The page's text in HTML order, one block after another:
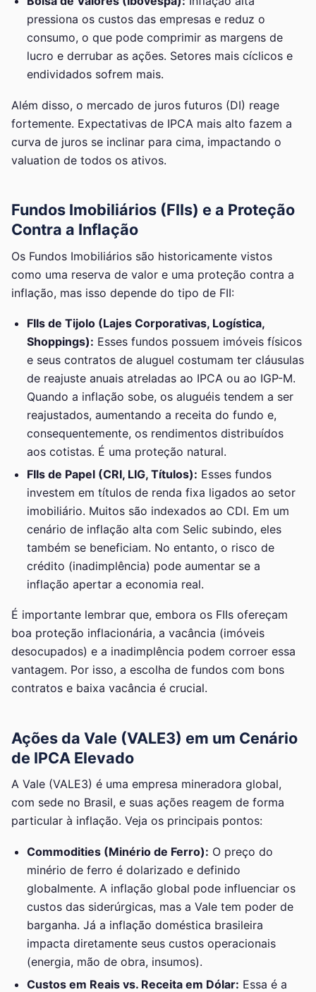
pressiona os custos das empresas e reduz o
consumo, o que pode comprimir as margens de
lucro e derrubar as ações. Setores mais cíclicos e
endividados sofrem mais.
Além disso, o mercado de juros futuros (DI) reage
fortemente. Expectativas de IPCA mais alto fazem a
curva de juros se inclinar para cima, impactando o
valuation de todos os ativos.
Fundos Imobiliários (FIIs) e a Proteção
Contra a Inflação
Os Fundos Imobiliários são historicamente vistos
como uma reserva de valor e uma proteção contra a
inflação, mas isso depende do tipo de FII:
FIIs de Tijolo (Lajes Corporativas, Logística,
Shoppings): Esses fundos possuem imóveis físicos
e seus contratos de aluguel costumam ter cláusulas
de reajuste anuais atreladas ao IPCA ou ao IGP-M.
Quando a inflação sobe, os aluguéis tendem a ser
reajustados, aumentando a receita do fundo e,
consequentemente, os rendimentos distribuídos
aos cotistas. É uma proteção natural.
FIIs de Papel (CRI, LIG, Títulos): Esses fundos
investem em títulos de renda fixa ligados ao setor
imobiliário. Muitos são indexados ao CDI. Em um
cenário de inflação alta com Selic subindo, eles
também se beneficiam. No entanto, o risco de
crédito (inadimplência) pode aumentar se a
inflação apertar a economia real.
É importante lembrar que, embora os FIIs ofereçam
boa proteção inflacionária, a vacância (imóveis
desocupados) e a inadimplência podem corroer essa
vantagem. Por isso, a escolha de fundos com bons
contratos e baixa vacância é crucial.
Ações da Vale (VALE3) em um Cenário
de IPCA Elevado
A Vale (VALE3) é uma empresa mineradora global,
com sede no Brasil, e suas ações reagem de forma
particular à inflação. Veja os principais pontos:
Commodities (Minério de Ferro): O preço do
minério de ferro é dolarizado e definido
globalmente. A inflação global pode influenciar os
custos das siderúrgicas, mas a Vale tem poder de
barganha. Já a inflação doméstica brasileira
impacta diretamente seus custos operacionais
(energia, mão de obra, insumos).
Custos em Reais vs. Receita em Dólar: Essa é a